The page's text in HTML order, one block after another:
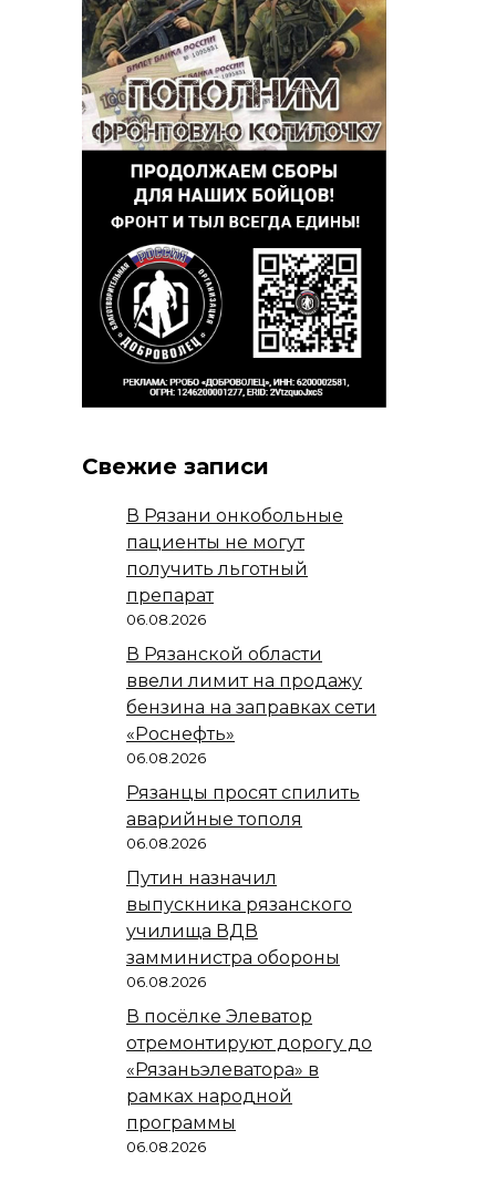
Свежие записи
В Рязани онкобольные
пациенты не могут
получить льготный
препарат
06.08.2026
В Рязанской области
ввели лимит на продажу
бензина на заправках сети
«Роснефть»
06.08.2026
Рязанцы просят спилить
аварийные тополя
06.08.2026
Путин назначил
выпускника рязанского
училища ВДВ
замминистра обороны
06.08.2026
В посёлке Элеватор
отремонтируют дорогу до
«Рязаньэлеватора» в
рамках народной
программы
06.08.2026